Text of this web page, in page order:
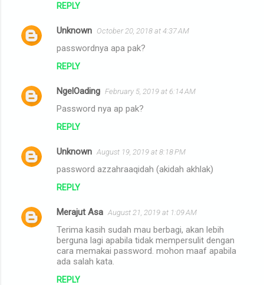
REPLY
Unknown October 20, 2018 at 4:37 AM
passwordnya apa pak?
REPLY
NgelOading February 5, 2019 at 6:14 AM
Password nya ap pak?
REPLY
Unknown August 19, 2019 at 8:18 PM
password azzahraaqidah (akidah akhlak)
REPLY
Merajut Asa August 21, 2019 at 1:09 AM
Terima kasih sudah mau berbagi, akan lebih
berguna lagi apabila tidak mempersulit dengan
cara memakai password. mohon maaf apabila
ada salah kata.
REPLY